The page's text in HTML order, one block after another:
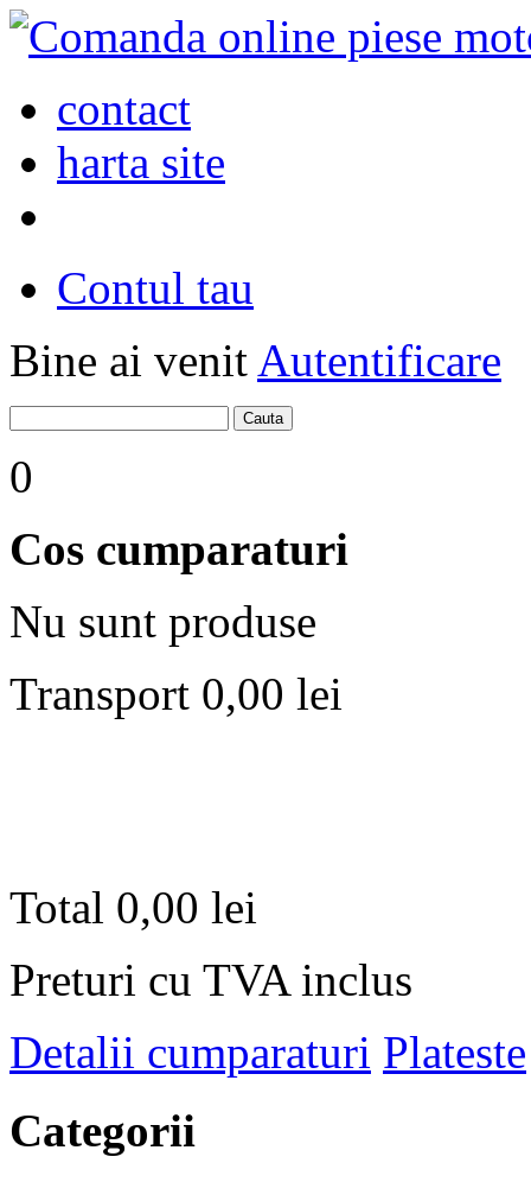
contact
harta site
Contul tau
Bine ai venit Autentificare
0
Cos cumparaturi
Nu sunt produse
Transport 0,00 lei
Total 0,00 lei
Preturi cu TVA inclus
Detalii cumparaturi Plateste
Categorii